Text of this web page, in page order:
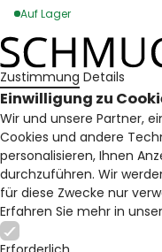
Auf Lager
Zustimmung Details
Einwilligung zu
Wir und unsere Partner,
Cookies und andere
personalisieren, Ihnen
durchzuführen. Wir
für diese Zwecke nur
Erfahren Sie mehr in